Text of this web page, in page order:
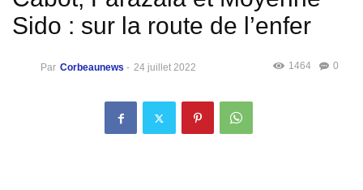
Sido : sur la route de l’enfer
Par Corbeaunews - 24 juillet 2022 0
1464